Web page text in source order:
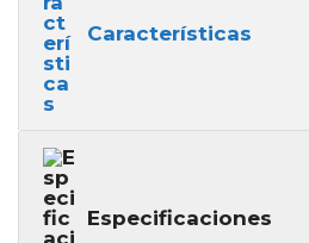
Características
Especificaciones